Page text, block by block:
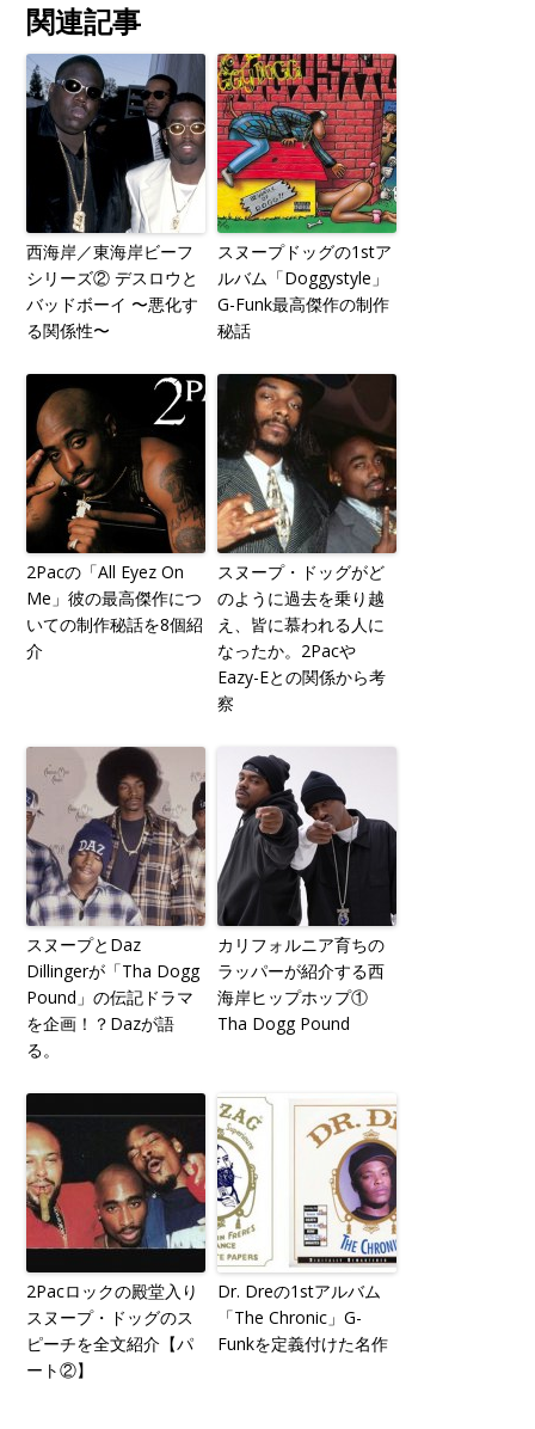
関連記事
西海岸／東海岸ビーフ
シリーズ② デスロウと
バッドボーイ 〜悪化す
る関係性〜
スヌープドッグの1stア
ルバム「Doggystyle」
G-Funk最高傑作の制作
秘話
2Pacの「All Eyez On
Me」彼の最高傑作につ
いての制作秘話を8個紹
介
スヌープ・ドッグがど
のように過去を乗り越
え、皆に慕われる人に
なったか。2Pacや
Eazy-Eとの関係から考
察
スヌープとDaz
Dillingerが「Tha Dogg
Pound」の伝記ドラマ
を企画！？Dazが語
る。
カリフォルニア育ちの
ラッパーが紹介する西
海岸ヒップホップ①
Tha Dogg Pound
2Pacロックの殿堂入り
スヌープ・ドッグのス
ピーチを全文紹介【パ
ート②】
Dr. Dreの1stアルバム
「The Chronic」G-
Funkを定義付けた名作